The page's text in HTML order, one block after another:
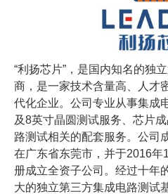
“利扬芯片”，是国内知名的独
商，是一家技术含量高、人才
代化企业。公司专业从事集成
及8英寸晶圆测试服务、芯片
路测试相关的配套服务。公司
在广东省东莞市，并于2016年
册成立全资子公司。经过十年
大的独立第三方集成电路测试